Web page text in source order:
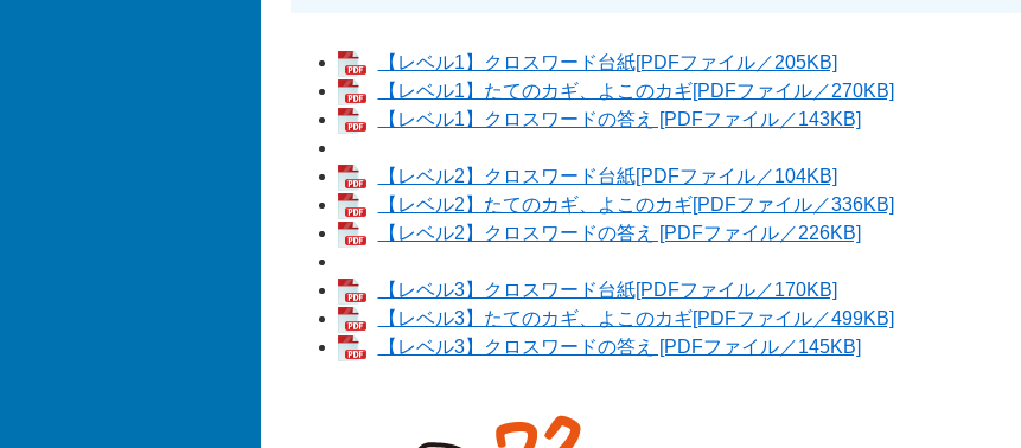
【レベル1】クロスワード台紙[PDFファイル／205KB]
【レベル1】たてのカギ、よこのカギ[PDFファイル／270KB]
【レベル1】クロスワードの答え [PDFファイル／143KB]
【レベル2】クロスワード台紙[PDFファイル／104KB]
【レベル2】たてのカギ、よこのカギ[PDFファイル／336KB]
【レベル2】クロスワードの答え [PDFファイル／226KB]
【レベル3】クロスワード台紙[PDFファイル／170KB]
【レベル3】たてのカギ、よこのカギ[PDFファイル／499KB]
【レベル3】クロスワードの答え [PDFファイル／145KB]